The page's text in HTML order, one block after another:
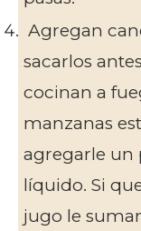
Agregan
sacarlos
cocinan a
manzanas
agregarle un
líquido. Si
jugo le